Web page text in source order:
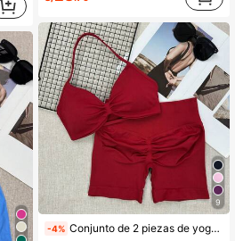
9
-4% Conjunto de 2 piezas de yoga y fitness para mujer, sujetador de yoga sin costuras con tirantes finos + pantalones cortos deportivos de cintura alta con efecto levantador de glúteos, atuendo para entrenamiento físico